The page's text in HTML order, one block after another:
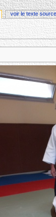
navigation,
voir le texte